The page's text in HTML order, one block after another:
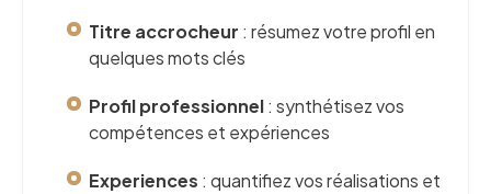
Titre accrocheur : résumez votre profil en
quelques mots clés
Profil professionnel: synthétisez vos
compétences et expériences
Experiences : quantifiez vos réalisations et